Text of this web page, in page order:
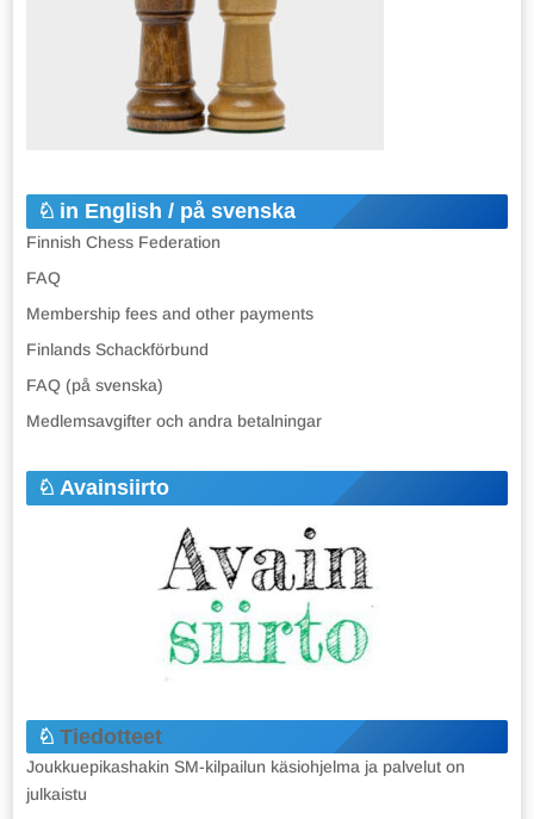
in English / på svenska
Finnish Chess Federation
FAQ
Membership fees and other payments
Finlands Schackförbund
FAQ (på svenska)
Medlemsavgifter och andra betalningar
Avainsiirto
Tiedotteet
Joukkuepikashakin SM-kilpailun käsiohjelma ja palvelut on
julkaistu